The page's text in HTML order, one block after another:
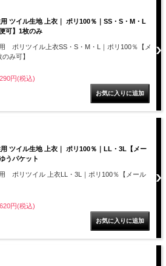
ツイル生地 上衣｜ ポリ100％｜SS・S・M・L
可】1枚のみ
ポリツイル上衣SS・S・M・L｜ポリ100％【メ
み可】
円(税込)
ツイル生地 上衣｜ ポリ100％｜LL・3L【メー
うパケット
ポリツイル 上衣LL・3L｜ポリ100％【メール
円(税込)